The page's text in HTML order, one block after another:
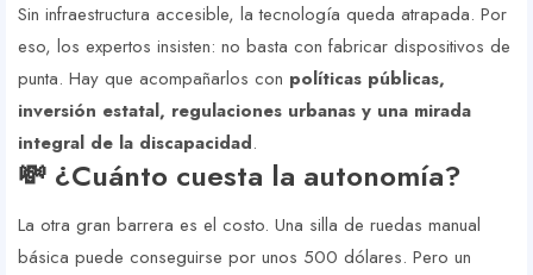
Sin infraestructura accesible, la tecnología queda atrapada. Por
eso, los expertos insisten: no basta con fabricar dispositivos de
punta. Hay que acompañarlos con políticas públicas,
inversión estatal, regulaciones urbanas y una mirada
integral de la discapacidad.
💸 ¿Cuánto cuesta la autonomía?
La otra gran barrera es el costo. Una silla de ruedas manual
básica puede conseguirse por unos 500 dólares. Pero un